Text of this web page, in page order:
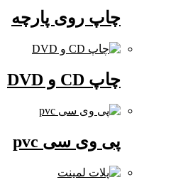
چاپ روی پارچه
پی وی سی pvc